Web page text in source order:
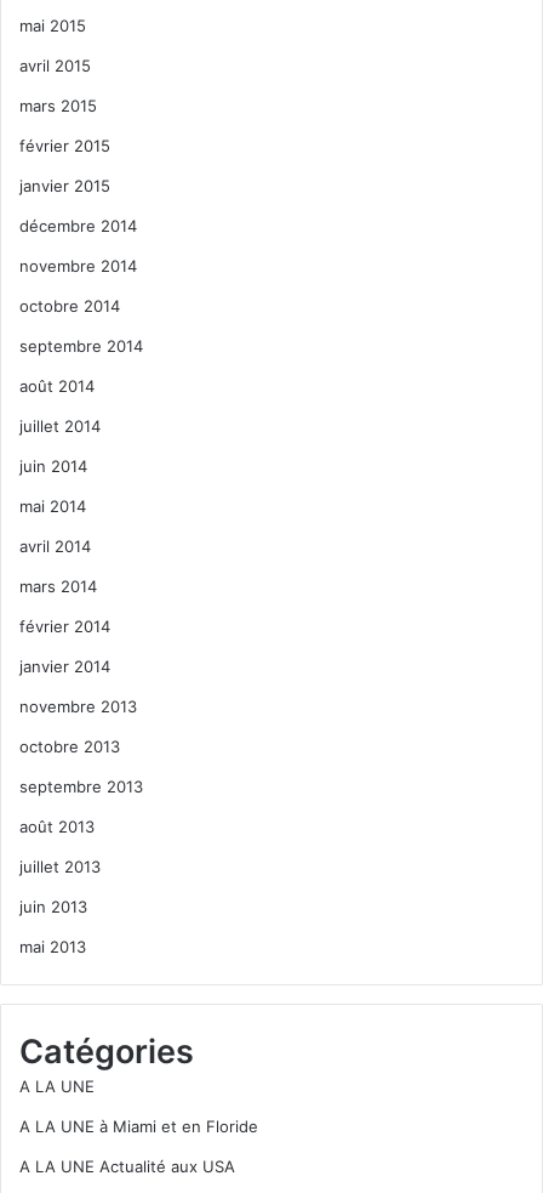
mai 2015
avril 2015
mars 2015
février 2015
janvier 2015
décembre 2014
novembre 2014
octobre 2014
septembre 2014
août 2014
juillet 2014
juin 2014
mai 2014
avril 2014
mars 2014
février 2014
janvier 2014
novembre 2013
octobre 2013
septembre 2013
août 2013
juillet 2013
juin 2013
mai 2013
Catégories
A LA UNE
A LA UNE à Miami et en Floride
A LA UNE Actualité aux USA